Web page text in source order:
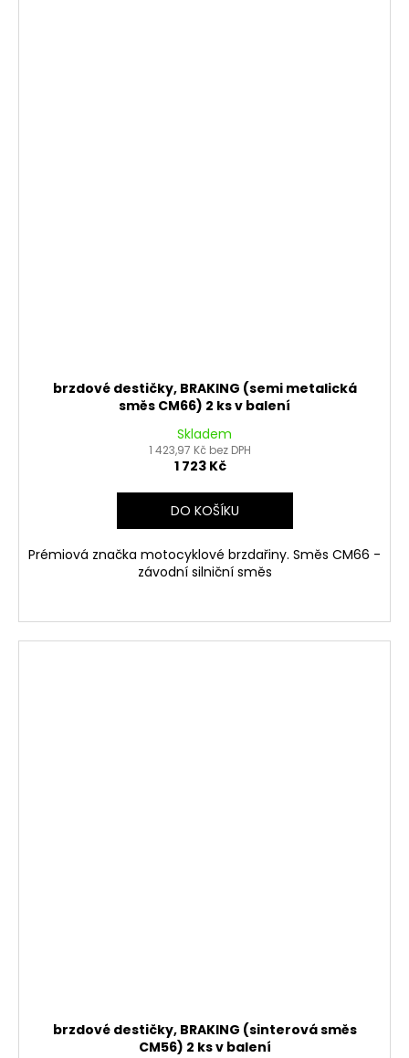
brzdové destičky, BRAKING (semi metalická
směs CM66) 2 ks v balení
Skladem
1 423,97 Kč bez DPH
1 723 Kč
DO KOŠÍKU
Prémiová značka motocyklové brzdařiny. Směs CM66 -
závodní silniční směs
brzdové destičky, BRAKING (sinterová směs
CM56) 2 ks v balení